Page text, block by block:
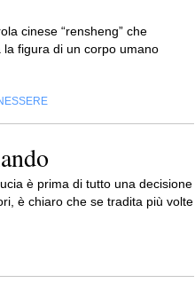
cinese “rensheng” che
la figura di un corpo umano
è prima di tutto una decisione
è chiaro che se tradita più volte